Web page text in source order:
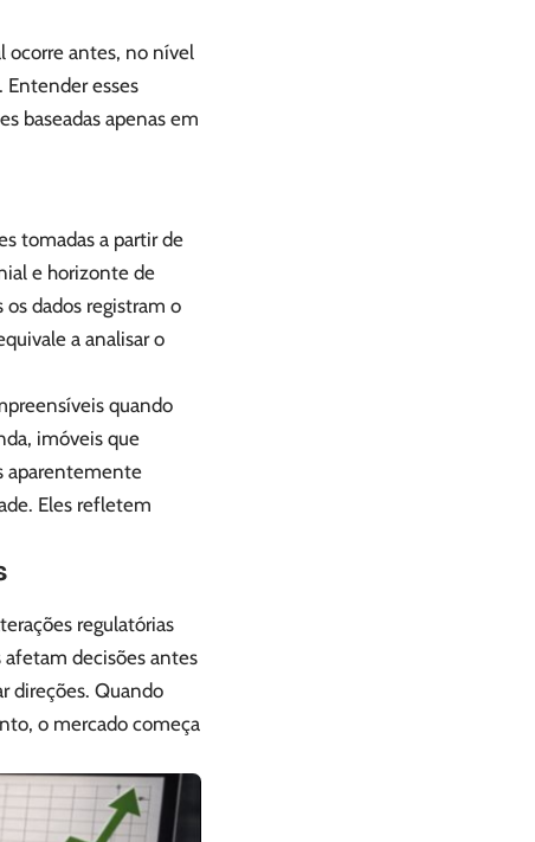
ocorre antes, no nível
esses
baseadas apenas em
tomadas a partir de
e horizonte de
dados registram o
a analisar o
quando
imóveis que
aparentemente
Eles refletem
regulatórias
decisões antes
direções. Quando
o mercado começa